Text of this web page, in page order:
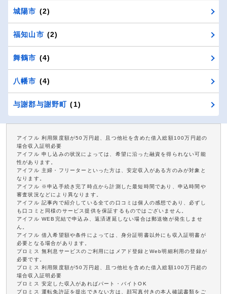
城陽市 (2)
福知山市 (2)
舞鶴市 (4)
八幡市 (4)
与謝郡与謝野町 (1)
アイフル 利用限度額が50万円超、且つ他社を含めた借入総額100万円超の
場合収入証明必要
アイフル 申し込みの状況によっては、希望に沿った融資を得られない可能
性があります。
アイフル 主婦・フリーターといった方は、安定収入がある方のみが対象と
なります。
アイフル ※申込手続き完了時点から計測した最短時間であり、申込時間や
審査状況などにより異なります。
アイフル 記事内で紹介している全ての口コミは個人の感想であり、必ずし
も口コミと同様のサービス提供を保証するものではございません。
アイフル WEB完結で申込み、返済遅延しない場合は郵送物が発生しませ
ん。
アイフル 借入希望額や条件によっては、身分証明書以外にも収入証明書が
必要となる場合があります。
プロミス 無利息サービスのご利用にはメアド登録とWeb明細利用の登録が
必要です。
プロミス 利用限度額が50万円超、且つ他社を含めた借入総額100万円超の
場合収入証明必要
プロミス 安定した収入があればパート・バイトOK
プロミス 運転免許証を提出できない方は、顔写真付きの本人確認書類をご